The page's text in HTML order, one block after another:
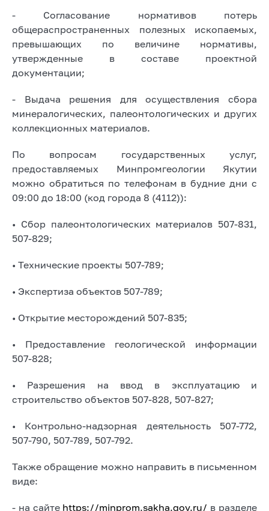
- Согласование нормативов потерь
общераспространенных полезных ископаемых,
превышающих по величине нормативы,
утвержденные в составе проектной
документации;
- Выдача решения для осуществления сбора
минералогических, палеонтологических и других
коллекционных материалов.
По вопросам государственных услуг,
предоставляемых Минпромгеологии Якутии
можно обратиться по телефонам в будние дни с
09:00 до 18:00 (код города 8 (4112)):
• Сбор палеонтологических материалов 507-831,
507-829;
• Технические проекты 507-789;
• Экспертиза объектов 507-789;
• Открытие месторождений 507-835;
• Предоставление геологической информации
507-828;
• Разрешения на ввод в эксплуатацию и
строительство объектов 507-828, 507-827;
• Контрольно-надзорная деятельность 507-772,
507-790, 507-789, 507-792.
Также обращение можно направить в письменном
виде:
- на сайте https://minprom.sakha.gov.ru/ в разделе